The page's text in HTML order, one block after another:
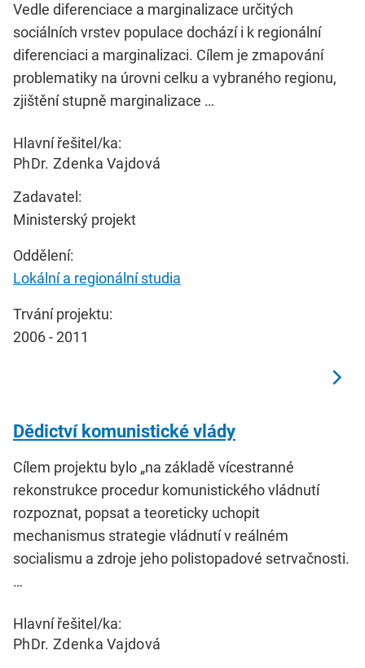
Vedle diferenciace a marginalizace určitých
sociálních vrstev populace dochází i k regionální
diferenciaci a marginalizaci. Cílem je zmapování
problematiky na úrovni celku a vybraného regionu,
zjištění stupně marginalizace …
Hlavní řešitel/ka:
PhDr. Zdenka Vajdová
Zadavatel:
Ministerský projekt
Oddělení:
Lokální a regionální studia
Trvání projektu:
2006 - 2011
Dědictví komunistické vlády
Cílem projektu bylo „na základě vícestranné
rekonstrukce procedur komunistického vládnutí
rozpoznat, popsat a teoreticky uchopit
mechanismus strategie vládnutí v reálném
socialismu a zdroje jeho polistopadové setrvačnosti.
…
Hlavní řešitel/ka:
PhDr. Zdenka Vajdová